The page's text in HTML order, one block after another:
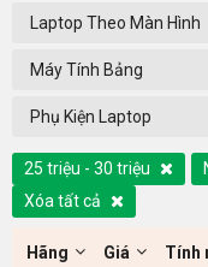
Laptop Theo Màn Hình
Máy Tính Bảng
Phụ Kiện Laptop
25 triệu - 30 triệu
Xóa tất cả
Hãng Giá Tính